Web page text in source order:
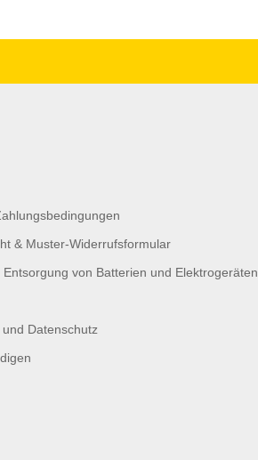
& Muster-Widerrufsformular
Entsorgung von Batterien und Elektrogeräten
Datenschutz